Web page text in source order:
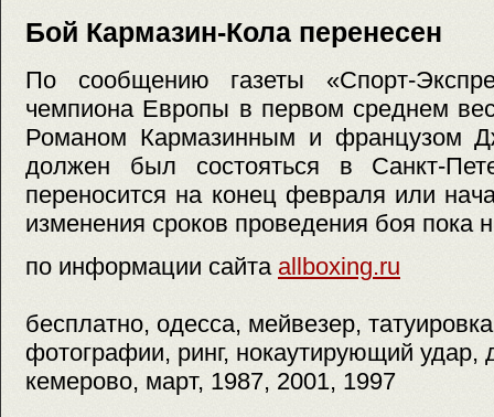
Бой Кармазин-Кола перенесен
По сообщению газеты «Спорт-
чемпиона Европы в первом среднем
Романом Кармазинным и французом
должен был состояться в Санкт-
переносится на конец февраля или
изменения сроков проведения боя пока
по информации сайта allboxing.ru
бесплатно, одесса, мейвезер,
фотографии, ринг, нокаутирующий удар,
кемерово, март, 1987, 2001, 1997